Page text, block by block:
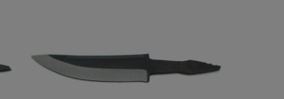
Roja Softshell 5692 Orange
290,00 zł
Insulated 5483